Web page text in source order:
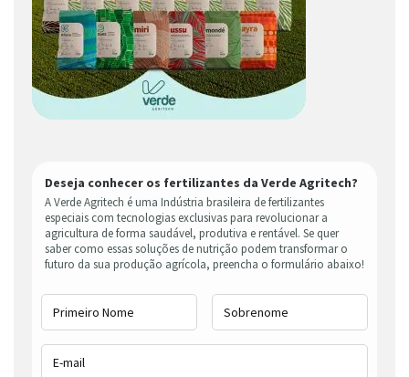
Deseja conhecer os fertilizantes da Verde Agritech?
A Verde Agritech é uma Indústria brasileira de fertilizantes
especiais com tecnologias exclusivas para revolucionar a
agricultura de forma saudável, produtiva e rentável. Se quer
saber como essas soluções de nutrição podem transformar o
futuro da sua produção agrícola, preencha o formulário abaixo!